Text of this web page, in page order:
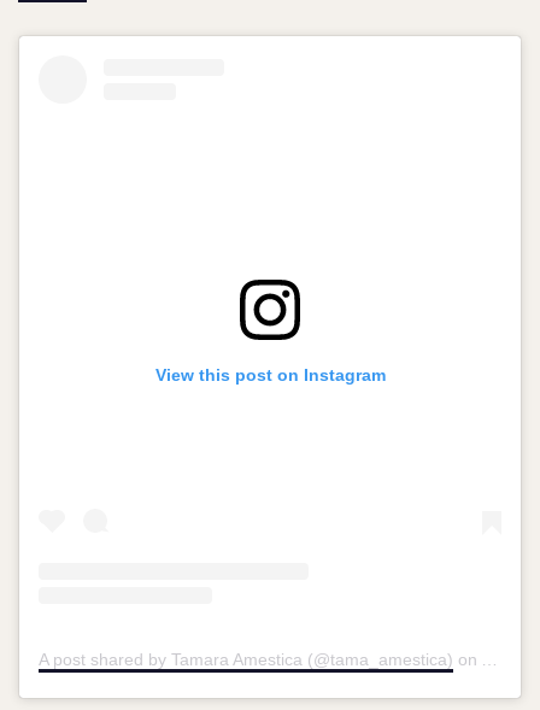
View this post on Instagram
A post shared by Tamara Amestica (@tama_amestica) on Aug 1,